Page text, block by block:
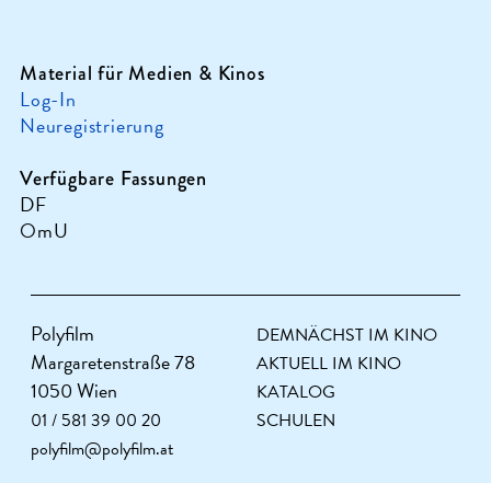
Material für Medien & Kinos
Log-In
Neuregistrierung
Verfügbare Fassungen
DF
OmU
Polyfilm
Margaretenstraße 78
1050 Wien
01 / 581 39 00 20
polyfilm@polyfilm.at
DEMNÄCHST IM KINO
AKTUELL IM KINO
KATALOG
SCHULEN